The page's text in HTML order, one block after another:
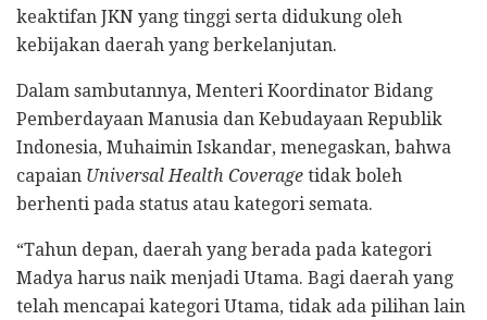
keaktifan JKN yang tinggi serta didukung oleh
kebijakan daerah yang berkelanjutan.
Dalam sambutannya, Menteri Koordinator Bidang
Pemberdayaan Manusia dan Kebudayaan Republik
Indonesia, Muhaimin Iskandar, menegaskan, bahwa
capaian Universal Health Coverage tidak boleh
berhenti pada status atau kategori semata.
“Tahun depan, daerah yang berada pada kategori
Madya harus naik menjadi Utama. Bagi daerah yang
telah mencapai kategori Utama, tidak ada pilihan lain